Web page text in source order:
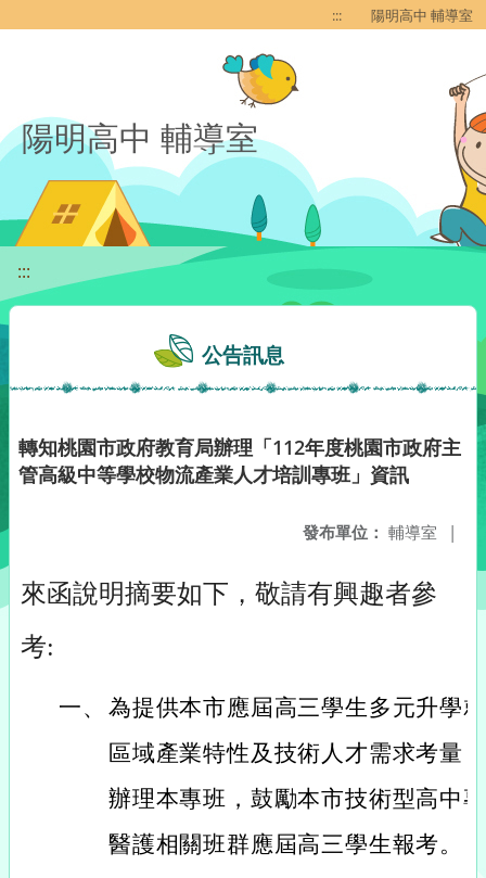
::: 陽明高中 輔導室
陽明高中 輔導室
:::
公告訊息
轉知桃園市政府教育局辦理「112年度桃園市政府主
管高級中等學校物流產業人才培訓專班」資訊
發布單位： 輔導室 |
來函說明摘要如下，敬請有興趣者參
考:
一、 為提供本市應屆高三學生多元升學
區域產業特性及技術人才需求考量
辦理本專班，鼓勵本市技術型高中
醫護相關班群應屆高三學生報考。